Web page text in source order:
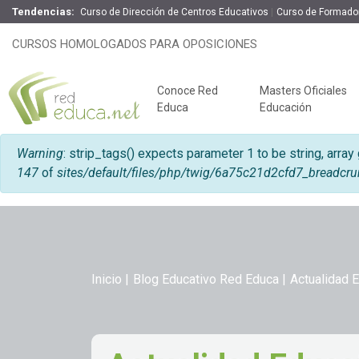
Tendencias: Curso de Dirección de Centros Educativos Curso de
CURSOS HOMOLOGADOS PARA OPOSICIONES
Conoce Red
Educa
Masters Oficiales
Educación
Mensaje de error
Warning: strip_tags() expects parameter 1 to be string, array
147 of sites/default/files/php/twig/
Inicio Blog Educativo Red Educa Actualidad